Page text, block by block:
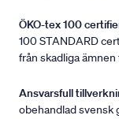
ÖKO-tex 100
100 STANDARD
från skadliga
Ansvarsfull
obehandlad svensk